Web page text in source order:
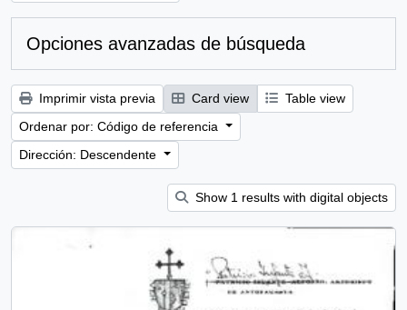
Opciones avanzadas de búsqueda
Imprimir vista previa Card view
Table view
Ordenar por: Código de referencia
Dirección: Descendente
Show 1 results with digital objects